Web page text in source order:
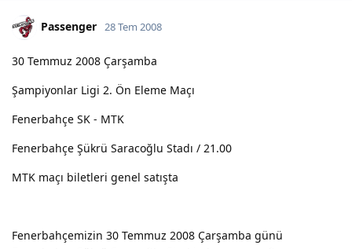
Passenger 28 Tem 2008
30 Temmuz 2008 Çarşamba
Şampiyonlar Ligi 2. Ön Eleme Maçı
Fenerbahçe SK - MTK
Fenerbahçe Şükrü Saracoğlu Stadı / 21.00
MTK maçı biletleri genel satışta
Fenerbahçemizin 30 Temmuz 2008 Çarşamba günü